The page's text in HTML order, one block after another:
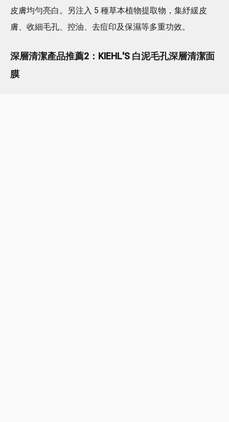
皮膚均勻亮白。另注入 5 種草本植物提取物，集紓緩皮
膚、收細毛孔、控油、去痘印及保濕等多重功效。
深層清潔產品推薦2：KIEHL'S 白泥毛孔深層清潔面
膜